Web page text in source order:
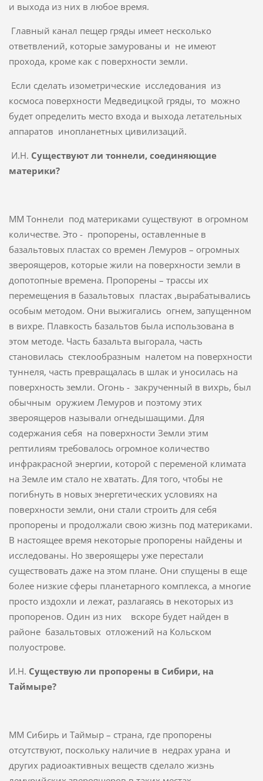
и выхода из них в любое время.
Главный канал пещер гряды имеет несколько
ответвлений, которые замурованы и не имеют
прохода, кроме как с поверхности земли.
Если сделать изометрические исследования из
космоса поверхности Медведицкой гряды, то можно
будет определить место входа и выхода летательных
аппаратов инопланетных цивилизаций.
И.Н. Существуют ли тоннели, соединяющие
материки?
ММ Тоннели под материками существуют в огромном
количестве. Это - пропорены, оставленные в
базальтовых пластах со времен Лемуров – огромных
звероящеров, которые жили на поверхности земли в
допотопные времена. Пропорены – трассы их
перемещения в базальтовых пластах ,вырабатывались
особым методом. Они выжигались огнем, запущенном
в вихре. Плавкость базальтов была использована в
этом методе. Часть базальта выгорала, часть
становилась стеклообразным налетом на поверхности
туннеля, часть превращалась в шлак и уносилась на
поверхность земли. Огонь - закрученный в вихрь, был
обычным оружием Лемуров и поэтому этих
звероящеров называли огнедышащими. Для
содержания себя на поверхности Земли этим
рептилиям требовалось огромное количество
инфракрасной энергии, которой с переменой климата
на Земле им стало не хватать. Для того, чтобы не
погибнуть в новых энергетических условиях на
поверхности земли, они стали строить для себя
пропорены и продолжали свою жизнь под материками.
В настоящее время некоторые пропорены найдены и
исследованы. Но звероящеры уже перестали
существовать даже на этом плане. Они спущены в еще
более низкие сферы планетарного комплекса, а многие
просто издохли и лежат, разлагаясь в некоторых из
пропоренов. Один из них вскоре будет найден в
районе базальтовых отложений на Кольском
полуострове.
И.Н. Существую ли пропорены в Сибири, на
Таймыре?
ММ Сибирь и Таймыр – страна, где пропорены
отсутствуют, поскольку наличие в недрах урана и
других радиоактивных веществ сделало жизнь